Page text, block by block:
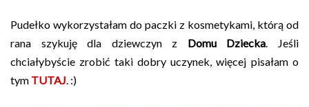
Pudełko wykorzystałam do paczki z kosmetykami, którą od
rana szykuję dla dziewczyn z Domu Dziecka. Jeśli
chciałybyście zrobić taki dobry uczynek, więcej pisałam o
tym TUTAJ. :)